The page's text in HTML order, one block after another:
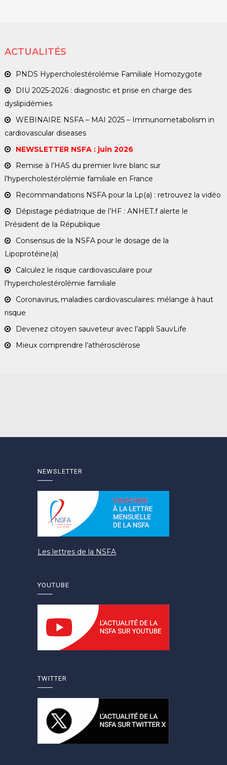
ACTUALITÉS
PNDS Hypercholestérolémie Familiale Homozygote
DIU 2025-2026 : diagnostic et prise en charge des
dyslipidémies
WEBINAIRE NSFA – MAI 2025 – Immunometabolism in
cardiovascular diseases
NEWSLETTER NSFA : juin 2026
Remise à l’HAS du premier livre blanc sur
l’hypercholestérolémie familiale en France
Recommandations NSFA pour la Lp(a) : retrouvez la vidéo
Dépistage pédiatrique de l’HF : ANHET.f alerte le
Président de la République
Consensus de la NSFA pour le dosage de la
Lipoprotéine(a)
Calculez le risque cardiovasculaire pour
l’hypercholestérolémie familiale
Coronavirus, maladies cardiovasculaires: mélange à haut
risque
Devenez citoyen sauveteur avec l’appli SauvLife
Mieux comprendre l’athérosclérose
NEWSLETTER
Les lettres de la NSFA
YOUTUBE
TWITTER